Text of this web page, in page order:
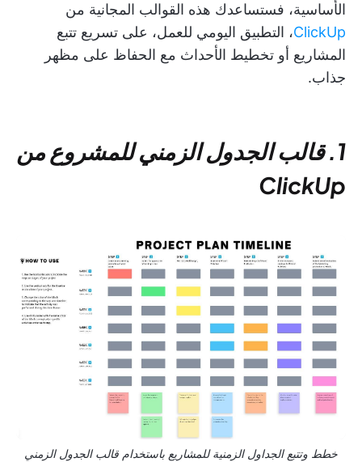
الأساسية، فستساعدك هذه القوالب المجانية من
ClickUp، التطبيق اليومي للعمل، على تسريع تتبع
المشاريع أو تخطيط الأحداث مع الحفاظ على مظهر
جذاب.
1. قالب الجدول الزمني للمشروع من
ClickUp
خطط وتتبع الجداول الزمنية للمشاريع باستخدام قالب الجدول الزمني